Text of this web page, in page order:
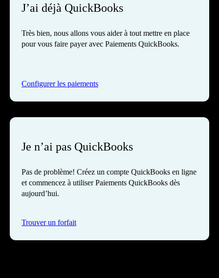
J’ai déjà QuickBooks
Très bien, nous allons vous aider à tout mettre en place
pour vous faire payer avec Paiements QuickBooks.
Configurer les paiements
Je n’ai pas QuickBooks
Pas de problème! Créez un compte QuickBooks en ligne
et commencez à utiliser Paiements QuickBooks dès
aujourd’hui.
Trouver un forfait